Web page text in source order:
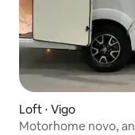
Loft ⋅ Vigo
Motorhome novo,